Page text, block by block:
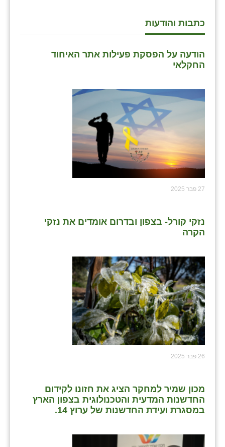
כתבות והודעות
הודעה על הפסקת פעילות אתר האיחוד
החקלאי
27 פבר 2025
נזקי קורל- בצפון ובדרום אומדים את נזקי
הקרה
26 פבר 2025
מכון שמיר למחקר הציג את חזונו לקידום
החדשנות המדעית והטכנולוגית בצפון הארץ
במסגרת ועידת החדשנות של ערוץ 14.